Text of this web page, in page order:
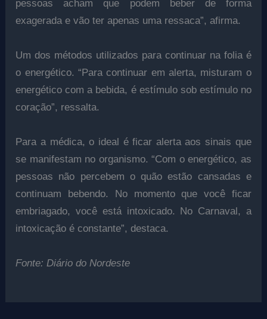
pessoas acham que podem beber de forma
exagerada e vão ter apenas uma ressaca”, afirma.
Um dos métodos utilizados para continuar na folia é
o energético. “Para continuar em alerta, misturam o
energético com a bebida, é estímulo sob estímulo no
coração”, ressalta.
Para a médica, o ideal é ficar alerta aos sinais que
se manifestam no organismo. “Com o energético, as
pessoas não percebem o quão estão cansadas e
continuam bebendo. No momento que você ficar
embriagado, você está intoxicado. No Carnaval, a
intoxicação é constante”, destaca.
Fonte: Diário do Nordeste